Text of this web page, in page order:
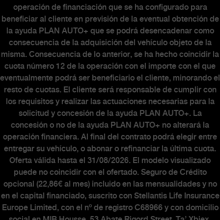
operación de financiación que se ha configurado para
beneficiar al cliente en previsión de la eventual obtención de
la ayuda PLAN AUTO+ que se podrá desencadenar como
consecuencia de la adquisición del vehículo objeto de la
misma. Consecuencia de lo anterior, se ha hecho coincidir la
cuota número 12 de la operación con el importe con el que
eventualmente podrá ser beneficiario el cliente, minorando el
resto de cuotas. El cliente será responsable de cumplir con
los requisitos y realizar las actuaciones necesarias para la
solicitud y concesión de la ayuda PLAN AUTO+. La
concesión o no de la ayuda PLAN AUTO+ no alterará la
operación financiera. Al final del contrato podrá elegir entre
entregar su vehículo, o abonar o refinanciar la última cuota.
Oferta válida hasta el 31/08/2026. El modelo visualizado
puede no coincidir con el ofertado. Seguro de Crédito
opcional (22,86€ al mes) incluido en las mensualidades y no
en el capital financiado, suscrito con Stellantis Life Insurance
Europe Limited, con el nº de registro C68966 y con domicilio